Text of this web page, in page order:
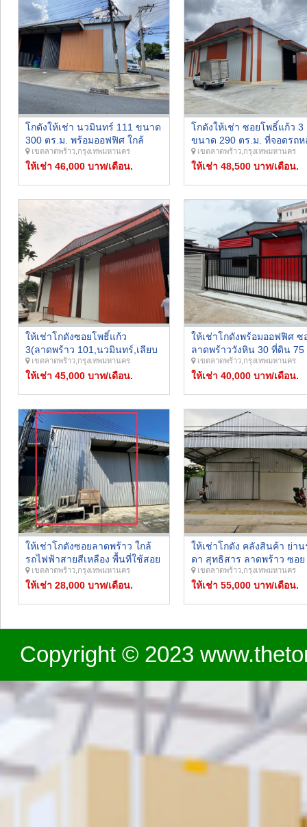
โกดังให้เช่า นวมินทร์ 111 ขนาด
300 ตร.ม. พร้อมออฟฟิศ ใกล้
โรงเรียนเลิศหล้า ราคา 46,000
บาท/เดือน
เขตลาดพร้าว,กรุงเทพมหานคร
ให้เช่า 46,000 บาท/เดือน.
โกดังให้เช่า ซอยโพธิ์แก้ว 3
ขนาด 290 ตร.ม. ที่จอดรถห
คัน รถคอนเทนเนอร์ลงของ
เช่า 48,500 บาท
เขตลาดพร้าว,กรุงเทพมหานคร
ให้เช่า 48,500 บาท/เดือน.
ให้เช่าโกดังซอยโพธิ์แก้ว
3(ลาดพร้าว 101,นวมินทร์,เลียบ
ด่วน) มีสำนักงานและห้องน้ำใน
ตัว รถสิบล้อเข้าได้
เขตลาดพร้าว,กรุงเทพมหานคร
ให้เช่า 45,000 บาท/เดือน.
ให้เช่าโกดังพร้อมออฟฟิศ ซ
ลาดพร้าววังหิน 30 ที่ดิน 75
ตร.ว. พื้นที่ใช้สอยรวม 300
เขตลาดพร้าว,กรุงเทพมหานคร
ให้เช่า 40,000 บาท/เดือน.
ให้เช่าโกดังซอยลาดพร้าว ใกล้
รถไฟฟ้าสายสีเหลือง พื้นที่ใช้สอย
180 ตร.ม. เหมาะทำโกดังเก็บ
ของ ถนนซอยกว้าง รถ
เขตลาดพร้าว,กรุงเทพมหานคร
ให้เช่า 28,000 บาท/เดือน.
ให้เช่าโกดัง คลังสินค้า ย่า
ดา สุทธิสาร ลาดพร้าว ซอย
ลาดพร้าว 64 ขนาด 220 ต
ทำเลดี เดินทางสะดวกเข้าอ
เขตลาดพร้าว,กรุงเทพมหานคร
ให้เช่า 55,000 บาท/เดือน.
Copyright © 2023